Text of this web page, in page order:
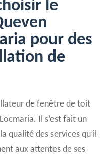
le
pour des
de
de fenêtre de toit
Il s’est fait un
qualité des services qu’il
aux attentes de ses